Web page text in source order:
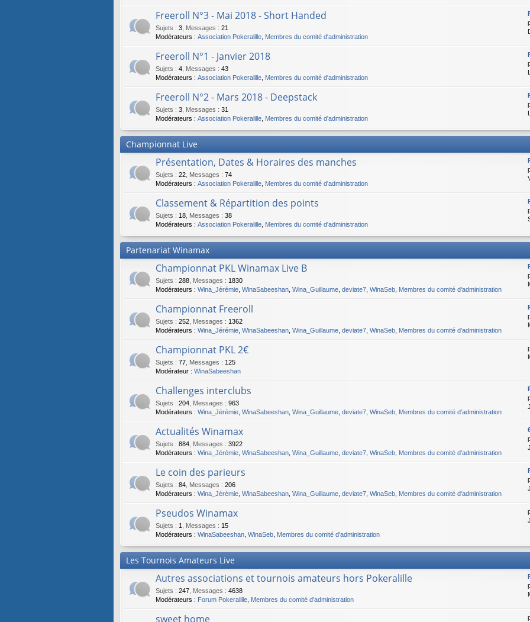
Freeroll N°3 - Mai 2018 - Short Handed
Sujets : 3 Messages : 21
Modérateurs : Association Pokeralille Membres du comité d'administration
Freeroll N°1 - Janvier 2018
Sujets : 4 Messages : 43
Modérateurs : Association Pokeralille Membres du comité d'administration
Freeroll N°2 - Mars 2018 - Deepstack
Sujets : 3 Messages : 31
Modérateurs : Association Pokeralille Membres du comité d'administration
Championnat Live
Présentation, Dates & Horaires des manches
Sujets : 22 Messages : 74
Modérateurs : Association Pokeralille Membres du comité d'administration
Classement & Répartition des points
Sujets : 18 Messages : 38
Modérateurs : Association Pokeralille Membres du comité d'administration
Partenariat Winamax
Championnat PKL Winamax Live B
Sujets : 288 Messages : 1830
Modérateurs : Wina_Jérémie WinaSabeeshan Wina_Guillaume deviate7 WinaSeb Membres du comité d'administration
Championnat Freeroll
Sujets : 252 Messages : 1362
Modérateurs : Wina_Jérémie WinaSabeeshan Wina_Guillaume deviate7 WinaSeb Membres du comité d'administration
Championnat PKL 2€
Sujets : 77 Messages : 125
Modérateur : WinaSabeeshan
Challenges interclubs
Sujets : 204 Messages : 963
Modérateurs : Wina_Jérémie WinaSabeeshan Wina_Guillaume deviate7 WinaSeb Membres du comité d'administration
Actualités Winamax
Sujets : 884 Messages : 3922
Modérateurs : Wina_Jérémie WinaSabeeshan Wina_Guillaume deviate7 WinaSeb Membres du comité d'administration
Le coin des parieurs
Sujets : 84 Messages : 206
Modérateurs : Wina_Jérémie WinaSabeeshan Wina_Guillaume deviate7 WinaSeb Membres du comité d'administration
Pseudos Winamax
Sujets : 1 Messages : 15
Modérateurs : WinaSabeeshan WinaSeb Membres du comité d'administration
Les Tournois Amateurs Live
Autres associations et tournois amateurs hors Pokeralille
Sujets : 247 Messages : 4638
Modérateurs : Forum Pokeralille Membres du comité d'administration
sweet home